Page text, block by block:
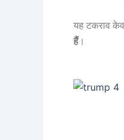
यह टकराव
हैं।